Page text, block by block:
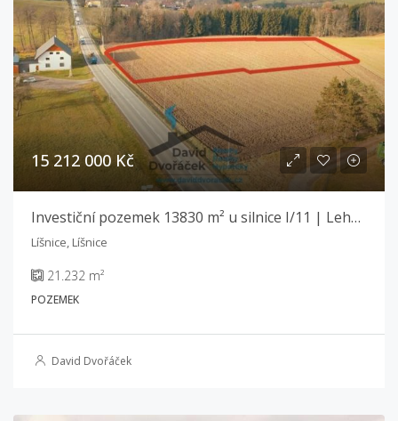
15 212 000 Kč
Investiční pozemek 13830 m² u silnice I/11 | Lehká výroba a sklady | Líšnice
Líšnice, Líšnice
21.232 m²
POZEMEK
David Dvořáček